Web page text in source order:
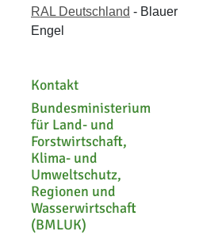
RAL Deutschland - Blauer
Engel
Kontakt
Bundesministerium
für Land- und
Forstwirtschaft,
Klima- und
Umweltschutz,
Regionen und
Wasserwirtschaft
(BMLUK)